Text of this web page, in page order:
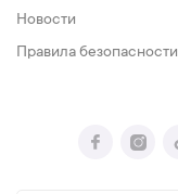
Новости
Правила безопасности